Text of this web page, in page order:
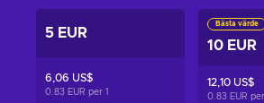
5 EUR
6,06 US$
0.83 EUR per 1
Bästa värde
10 EUR
12,10 US$
0.83 EUR per